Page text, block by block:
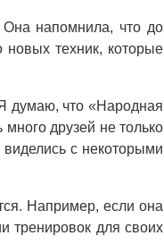
напомнила, что до
техник, которые
думаю, что «Народная
друзей не только
с некоторыми
Например, если она
тренировок для своих